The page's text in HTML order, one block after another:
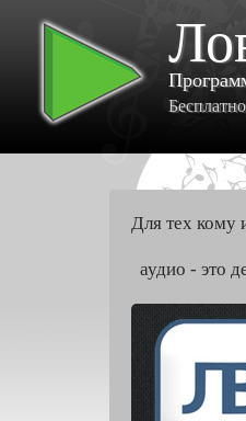
Для тех кому
аудио - это